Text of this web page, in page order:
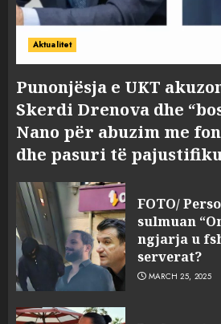
Aktualitet
Punonjësja e UKT
Skerdi Drenova dhe
Nano për abuzim me
dhe pasuri të
FOTO/
sulmuan
ngjarja u
serverat?
MARCH 25, 2025